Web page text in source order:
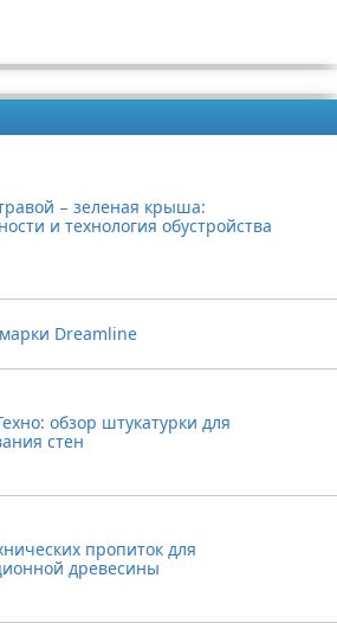
− зеленая крыша:
и технология обустройства
Dreamline
обзор штукатурки для
стен
пропиток для
древесины